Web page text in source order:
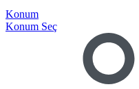
Konum
Konum Seç